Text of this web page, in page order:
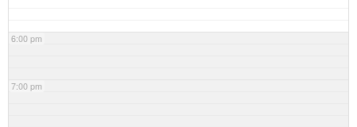
6:00 pm
7:00 pm